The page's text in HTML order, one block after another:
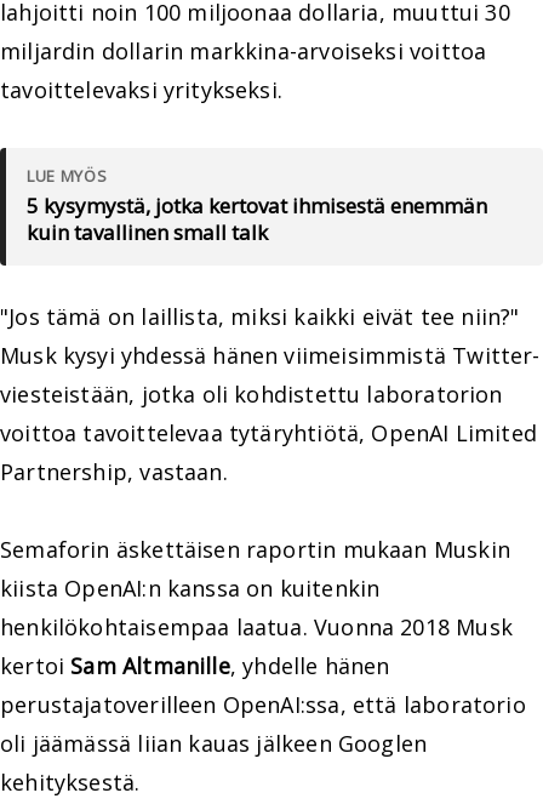
lahjoitti noin 100 miljoonaa dollaria, muuttui 30
miljardin dollarin markkina-arvoiseksi voittoa
tavoittelevaksi yritykseksi.
LUE MYÖS
5 kysymystä, jotka kertovat ihmisestä enemmän
kuin tavallinen small talk
"Jos tämä on laillista, miksi kaikki eivät tee niin?"
Musk kysyi yhdessä hänen viimeisimmistä Twitter-
viesteistään, jotka oli kohdistettu laboratorion
voittoa tavoittelevaa tytäryhtiötä, OpenAI Limited
Partnership, vastaan.
Semaforin äskettäisen raportin mukaan Muskin
kiista OpenAI:n kanssa on kuitenkin
henkilökohtaisempaa laatua. Vuonna 2018 Musk
kertoi Sam Altmanille, yhdelle hänen
perustajatoverilleen OpenAI:ssa, että laboratorio
oli jäämässä liian kauas jälkeen Googlen
kehityksestä.